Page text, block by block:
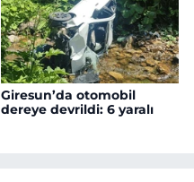
Giresun’da otomobil
dereye devrildi: 6 yaralı